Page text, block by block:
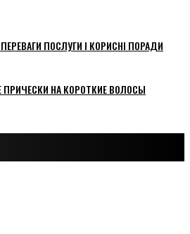
ПОСЛУГИ І КОРИСНІ ПОРАДИ
НА КОРОТКИЕ ВОЛОСЫ